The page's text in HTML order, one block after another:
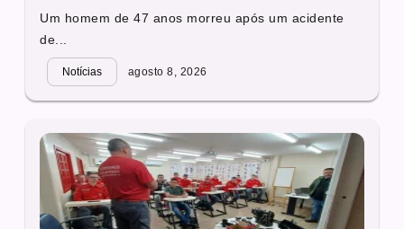
Um homem de 47 anos morreu após um acidente
de...
Notícias agosto 8, 2026